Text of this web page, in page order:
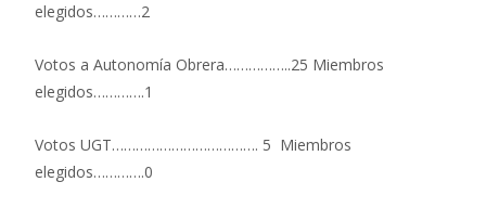
elegidos…………2
Votos a Autonomía Obrera……………..25 Miembros
elegidos………….1
Votos UGT………………………………. 5 Miembros
elegidos………….0